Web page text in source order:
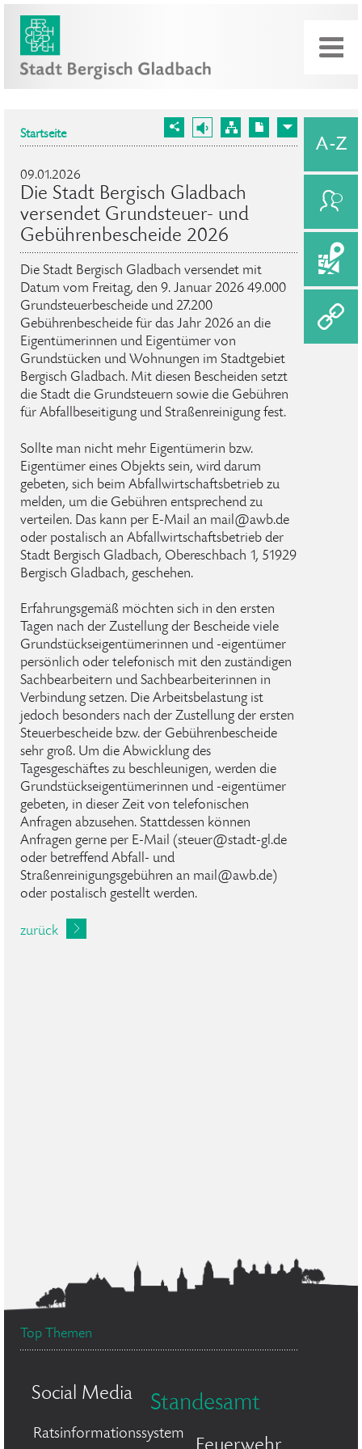
Startseite
09.01.2026
Die Stadt Bergisch Gladbach
versendet Grundsteuer- und
Gebührenbescheide 2026
Die Stadt Bergisch Gladbach versendet mit
Datum vom Freitag, den 9. Januar 2026 49.000
Grundsteuerbescheide und 27.200
Gebührenbescheide für das Jahr 2026 an die
Eigentümerinnen und Eigentümer von
Grundstücken und Wohnungen im Stadtgebiet
Bergisch Gladbach. Mit diesen Bescheiden setzt
die Stadt die Grundsteuern sowie die Gebühren
für Abfallbeseitigung und Straßenreinigung fest.
Sollte man nicht mehr Eigentümerin bzw.
Eigentümer eines Objekts sein, wird darum
gebeten, sich beim Abfallwirtschaftsbetrieb zu
melden, um die Gebühren entsprechend zu
verteilen. Das kann per E-Mail an mail@awb.de
oder postalisch an Abfallwirtschaftsbetrieb der
Stadt Bergisch Gladbach, Obereschbach 1, 51929
Bergisch Gladbach, geschehen.
Erfahrungsgemäß möchten sich in den ersten
Tagen nach der Zustellung der Bescheide viele
Grundstückseigentümerinnen und -eigentümer
persönlich oder telefonisch mit den zuständigen
Sachbearbeitern und Sachbearbeiterinnen in
Verbindung setzen. Die Arbeitsbelastung ist
jedoch besonders nach der Zustellung der ersten
Steuerbescheide bzw. der Gebührenbescheide
sehr groß. Um die Abwicklung des
Tagesgeschäftes zu beschleunigen, werden die
Grundstückseigentümerinnen und -eigentümer
gebeten, in dieser Zeit von telefonischen
Anfragen abzusehen. Stattdessen können
Anfragen gerne per E-Mail (steuer@stadt-gl.de
oder betreffend Abfall- und
Straßenreinigungsgebühren an mail@awb.de)
oder postalisch gestellt werden.
zurück
Top Themen
Social Media Standesamt
Ratsinformationssystem